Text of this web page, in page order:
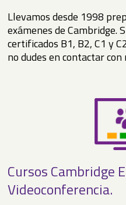
Llevamos desde 1998
exámenes de Cambridge.
certificados B1, B2, C1 y
no dudes en contactar
Cursos Cambridge
Videoconferencia.